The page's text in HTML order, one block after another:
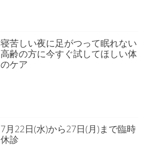
寝苦しい夜に足がつって眠れない
高齢の方に今すぐ試してほしい体
のケア
7月22日(水)から27日(月)まで臨時
休診